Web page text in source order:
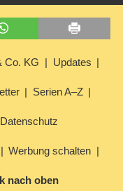
Co. KG Updates
Serien A–Z
Datenschutz
Werbung schalten
nach oben